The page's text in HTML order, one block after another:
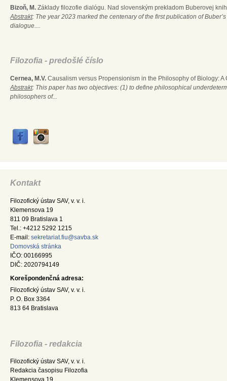
Bizoň, M. Základy filozofie dialógu. Nad slovenským prekladom Buberovej
Abstrakt: The year 2023 marked the centenary of the first publication of
dialogue....
Filozofia - predošlé číslo
Cernea, M.V. Causalism versus Propensionism in the Philosophy of Biology:
Abstrakt: This paper has two objectives: (1) to define philosophical
philosophers of...
Kontakt
Filozofický ústav SAV, v. v. i.
Klemensova 19
811 09 Bratislava 1
Tel.: +4212 5292 1215
E-mail: sekretariat.fiu@savba.sk
Domovská stránka
IČO: 00166995
DIČ: 2020794149
Korešpondenčná adresa:
Filozofický ústav SAV, v. v. i.
P. O. Box 3364
813 64 Bratislava
Filozofia - redakcia
Filozofický ústav SAV, v. v. i.
Redakcia časopisu Filozofia